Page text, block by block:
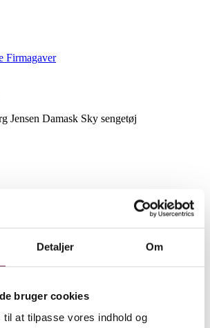
Detaljer Om
bruger cookies
at tilpasse vores indhold og
Firmagaver
Jensen Damask Sky sengetøj
Damask Sky